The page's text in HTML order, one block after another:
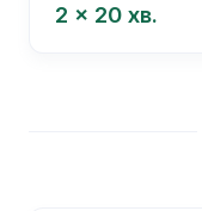
2 x 20 хв.